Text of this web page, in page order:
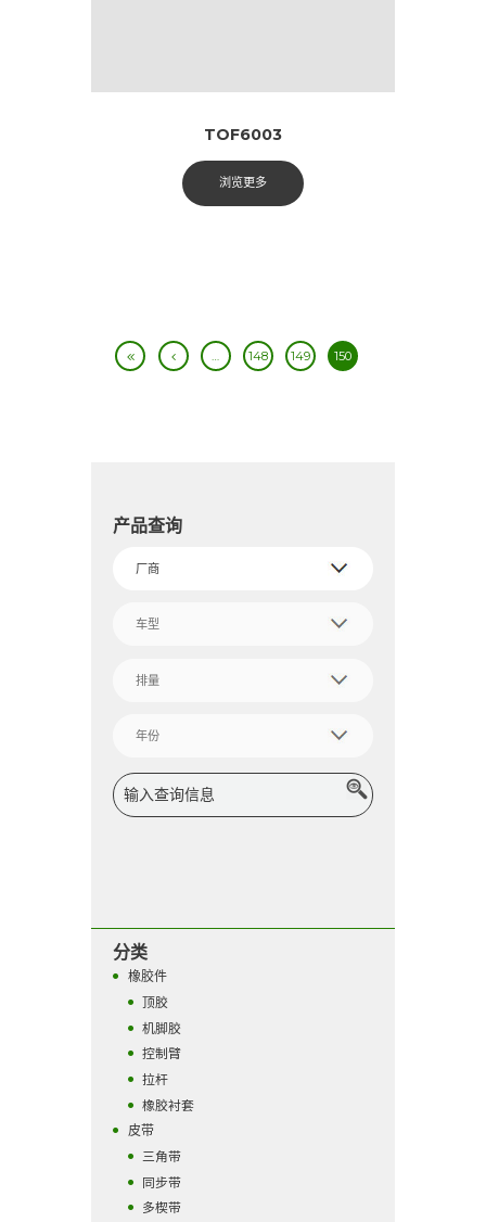
TOF6003
浏览更多
… 148 149 150
产品查询
分类
橡胶件
顶胶
机脚胶
控制臂
拉杆
橡胶衬套
皮带
三角带
同步带
多楔带